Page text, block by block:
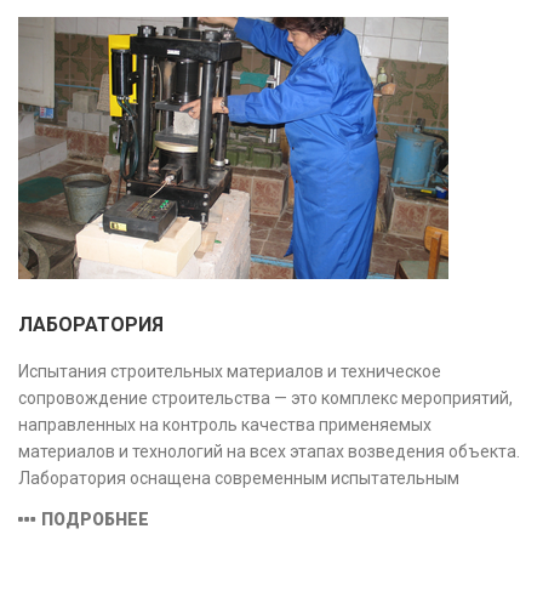
ЛАБОРАТОРИЯ
Испытания строительных материалов и техническое
сопровождение строительства — это комплекс мероприятий,
направленных на контроль качества применяемых
материалов и технологий на всех этапах возведения объекта.
Лаборатория оснащена современным испытательным
соответствующими заявленной области аккредитации.
ПОДРОБНЕЕ